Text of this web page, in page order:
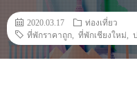
2020.03.17
ท่องเที่ยว
ที่พักราคาถูก
ที่พักเชียงใหม่